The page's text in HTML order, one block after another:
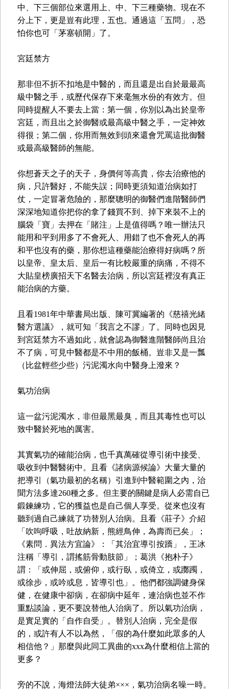
中、下三個部位來選用上、中、下三種藥物。現在不
分上下，更是豈有此理，五也。通過這「五問」，恐
怕你也可「茅塞頓開」了。
宮廷禁方
那非但不折不扣地是中醫的，而且還是出自於最最高
級中醫之手，或歷代保存下來毫無水份的有效方。但
同時提醒人不要去上當：第一個，你別以為出於皇帝
宮廷，而且出之於御醫或最高級中醫之手，一定神效
得很；第二個，你用而無效到頭來還會咒罵這批御醫
或最高級醫師的無能。
你想蒼天之子的天子，身價何等高貴，你去治療他的
病，只許醫好，不能失誤；同時更須知道治病如打
仗，一定冒著危險的，那麼聰明的御醫們進階醫師們
深深地知道你把你的拿了錢買不到、掉下來裝不上的
腦袋「寶」去押在「賭注」上是值得嗎？唯一辦法只
能用和平到用多了不會死人、用錯了也不會死人的再
和平也沒有的藥，那你想這種藥能治療得好病嗎？所
以皇帝、皇太后、皇后一有比較嚴重的病痛，不得不
大貼皇榜廣招天下名醫去治病，所以宮廷裡沒有真正
能治病的方藥。
且看1981年中華書局出版、陳可冀編著的《慈禧光緒
醫方選議》，就可知「我言之不謬」了。同時也因見
到宮廷禁方不過如此，就會認為御醫進階醫師尚且治
不了病，可見中醫都是不中用的飯桶。豈非又是一瓢
（比盆輕些少些）污泥濁水向中醫身上潑來？
氣功治病
這一盆污泥濁水，非但最黑最臭，而且其毒性也可以
致中醫於死地的厲害。
其實氣功的確能治病，也千真萬確從導引術中接受、
吸收到中醫醫術中。且看《諸病源候論》大量大量的
把導引（氣功最初的名稱）引進到中醫範圍之內，治
聞方法多達260種之多。但主要的關鍵是病人必需自已
鍛鍊練功，它的獲益也是自己個人享受。從來也沒有
聽到過自己練就了功替別人治病。且看《莊子》介紹
「吹呴呼吸，吐故納新，熊經鳥伸，為壽而已矣」；
《素問．異法方宜論》：「其治宜導引按蹻」，王冰
注稱「導引，謂搖筋骨動肢節」；葛洪《抱朴子》
謂：「或伸屈，或俯仰，或行臥，或倚立，或躑躅，
或徐步，或吟或息，皆導引也」。他們都強調健身保
健，在健康中卻病，在卻病中延年，連治病也並不作
重點談論，更不要說替他人治病了。所以氣功治病，
是實足實的「自作自受」。替別人治病，完全是假
的，或許有人不以為然，「假的為什麼如此眾多的人
相信他？」那麼與此同工異曲的xxx為什麼相信上當的
更多？
旁的不說，海燈法師大徒弟×××，氣功治病名噪一時。